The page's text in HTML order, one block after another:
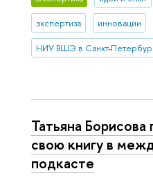
экспертиза инновации
НИУ ВШЭ в Санкт-
Татьяна Борисова
свою книгу в
подкасте